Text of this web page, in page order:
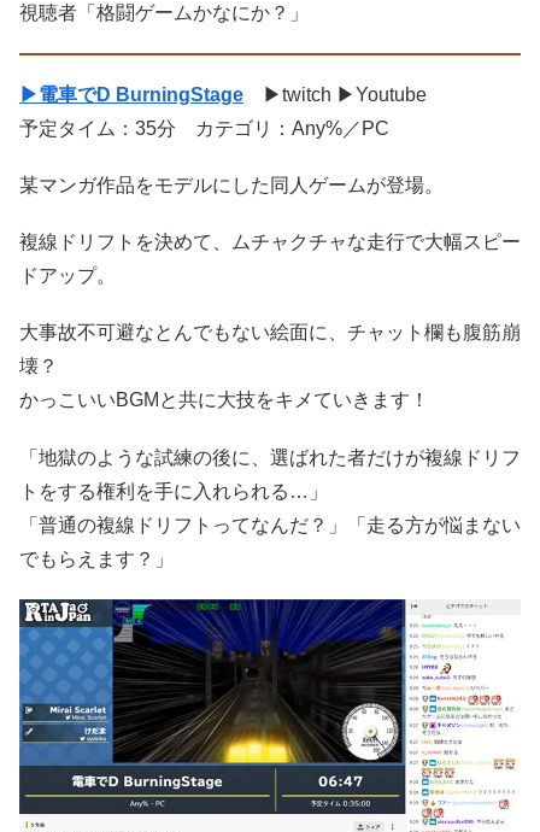
視聴者「格闘ゲームかなにか？」
▶電車でD BurningStage ▶twitch ▶Youtube
予定タイム：35分 カテゴリ：Any%／PC
某マンガ作品をモデルにした同人ゲームが登場。
複線ドリフトを決めて、ムチャクチャな走行で大幅スピー
ドアップ。
大事故不可避なとんでもない絵面に、チャット欄も腹筋崩
壊？
かっこいいBGMと共に大技をキメていきます！
「地獄のような試練の後に、選ばれた者だけが複線ドリフ
トをする権利を手に入れられる…」
「普通の複線ドリフトってなんだ？」「走る方が悩まない
でもらえます？」